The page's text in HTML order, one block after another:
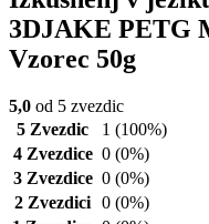
3DJAKE PETG
Vzorec 50g
5,0 od 5 zvezdic
5 Zvezdic
1 (100%)
4 Zvezdice 0 (0%)
3 Zvezdice 0 (0%)
2 Zvezdici 0 (0%)